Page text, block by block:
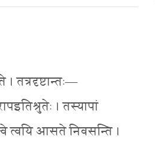
तत्रदृष्टान्तः—
। तस्यापां
त्वयि आसते निवसन्ति ।